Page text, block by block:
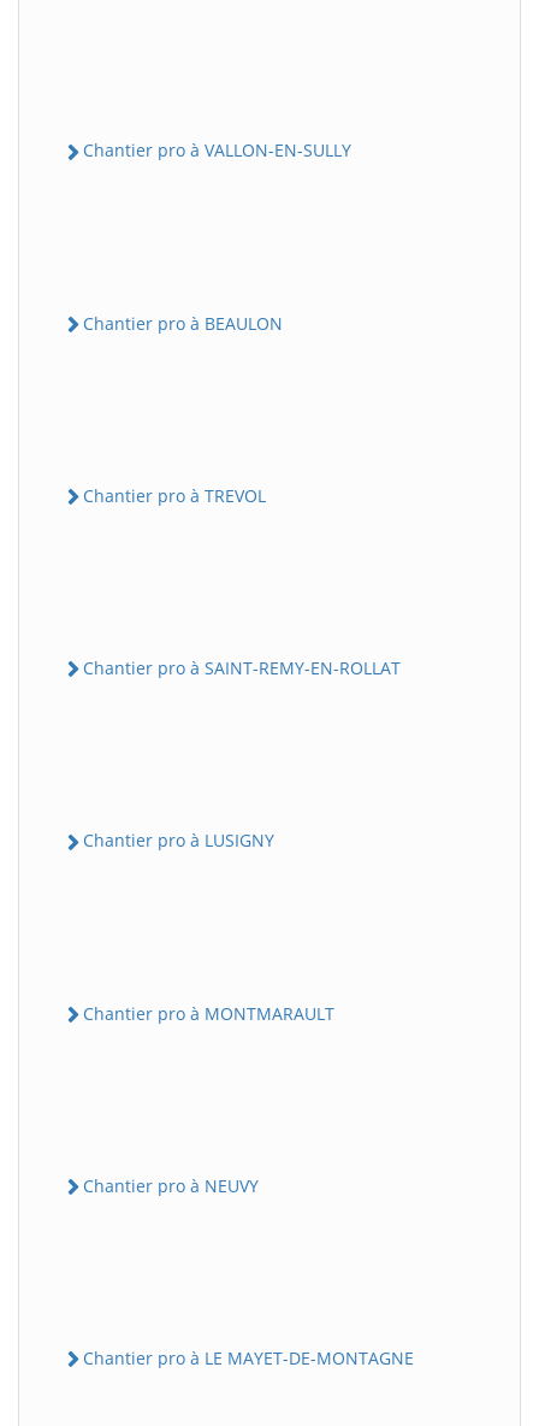
Chantier pro à VALLON-EN-SULLY
Chantier pro à BEAULON
Chantier pro à TREVOL
Chantier pro à SAINT-REMY-EN-ROLLAT
Chantier pro à LUSIGNY
Chantier pro à MONTMARAULT
Chantier pro à NEUVY
Chantier pro à LE MAYET-DE-MONTAGNE